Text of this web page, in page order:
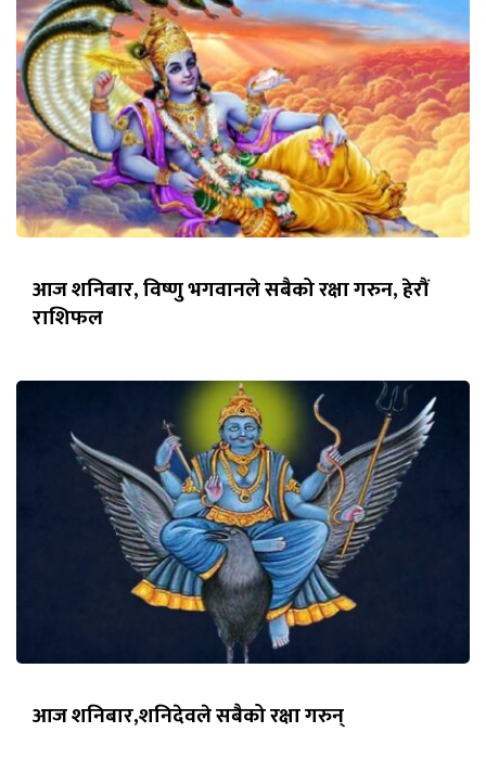
आज शनिबार, विष्णु भगवानले सबैको रक्षा गरुन, हेरौं
राशिफल
आज शनिबार,शनिदेवले सबैको रक्षा गरुन्